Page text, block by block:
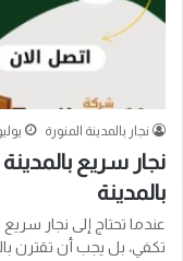
نجار بالمدينة المنورة يوليو 4,
بالمدينة
عندما تحتاج إلى نجار
تكفي، بل يجب أن تقترن